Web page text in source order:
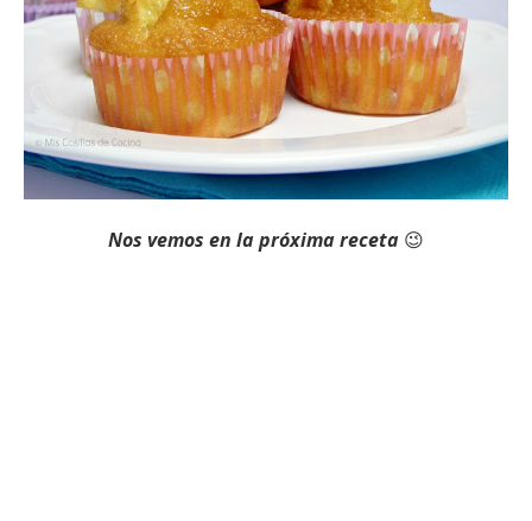
Nos vemos en la próxima receta 😉